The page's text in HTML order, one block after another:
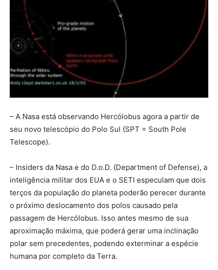
– A Nasa está observando Hercólobus agora a partir de
seu novo telescópio do Polo Sul (SPT = South Pole
Telescope).
– Insiders da Nasa e do D.o.D. (Department of Defense), a
inteligência militar dos EUA e o SETI especulam que dois
terços da população do planeta poderão perecer durante
o próximo deslocamento dos polos causado pela
passagem de Hercólobus. Isso antes mesmo de sua
aproximação máxima, que poderá gerar uma inclinação
polar sem precedentes, podendo exterminar a espécie
humana por completo da Terra.